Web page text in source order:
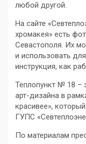
любой другой.
На сайте
хромакея» есть
Севастополя. Их
и использовать
инструкция, как
Теплопункт № 18 –
арт-дизайна в
красивее»,
ГУПС
По материалам